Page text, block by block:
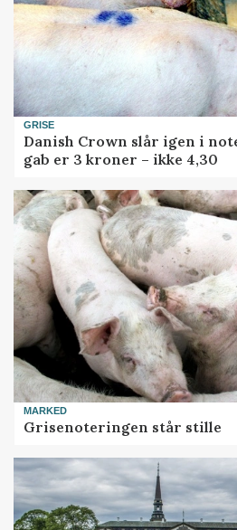
GRISE
Danish Crown slår igen i
gab er 3 kroner – ikke 4,30
MARKED
Grisenoteringen står stille